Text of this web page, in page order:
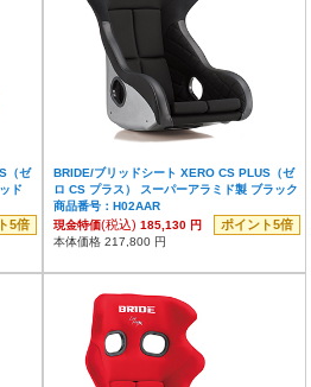
（ゼ
ド
5倍
BRIDE/ブリッドシート XERO CS PLUS（ゼ
ロ CS プラス） スーパーアラミド製 ブラック
商品番号：H02AAR
現金特価(税込) 185,130 円 ポイント5倍
本体価格 217,800 円